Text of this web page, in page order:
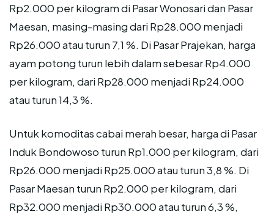
Rp2.000 per kilogram di Pasar Wonosari dan Pasar
Maesan, masing-masing dari Rp28.000 menjadi
Rp26.000 atau turun 7,1 %. Di Pasar Prajekan, harga
ayam potong turun lebih dalam sebesar Rp4.000
per kilogram, dari Rp28.000 menjadi Rp24.000
atau turun 14,3 %.
Untuk komoditas cabai merah besar, harga di Pasar
Induk Bondowoso turun Rp1.000 per kilogram, dari
Rp26.000 menjadi Rp25.000 atau turun 3,8 %. Di
Pasar Maesan turun Rp2.000 per kilogram, dari
Rp32.000 menjadi Rp30.000 atau turun 6,3 %,